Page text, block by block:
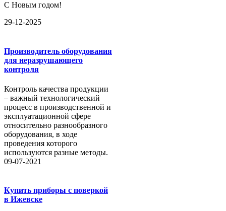
С Новым годом!
29-12-2025
Производитель оборудования
для неразрушающего
контроля
Контроль качества продукции
– важный технологический
процесс в производственной и
эксплуатационной сфере
относительно разнообразного
оборудования, в ходе
проведения которого
используются разные методы.
09-07-2021
Купить приборы с поверкой
в Ижевске